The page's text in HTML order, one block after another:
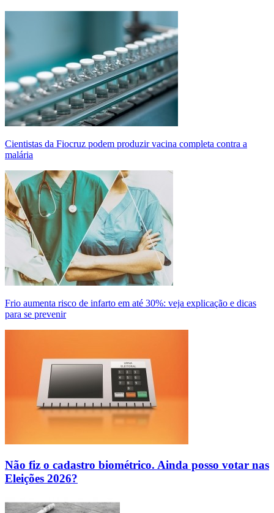
Cientistas da Fiocruz podem produzir vacina completa contra a
malária
Frio aumenta risco de infarto em até 30%: veja explicação e dicas
para se prevenir
Não fiz o cadastro biométrico. Ainda posso votar nas
Eleições 2026?